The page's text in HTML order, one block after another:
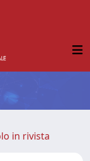
in rivista